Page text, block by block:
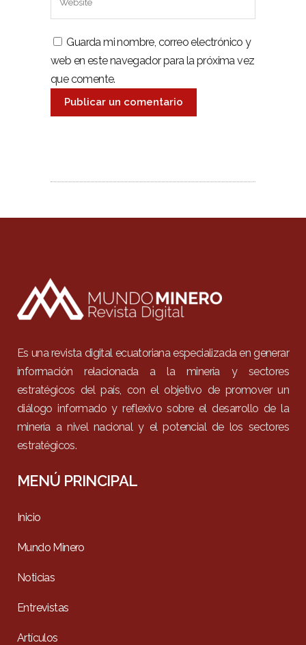
Guarda mi nombre, correo electrónico y
web en este navegador para la próxima vez
que comente.
Es una revista digital ecuatoriana especializada en generar
información relacionada a la minería y sectores
estratégicos del país, con el objetivo de promover un
diálogo informado y reflexivo sobre el desarrollo de la
minería a nivel nacional y el potencial de los sectores
estratégicos.
MENÚ PRINCIPAL
Inicio
Mundo Minero
Noticias
Entrevistas
Artículos